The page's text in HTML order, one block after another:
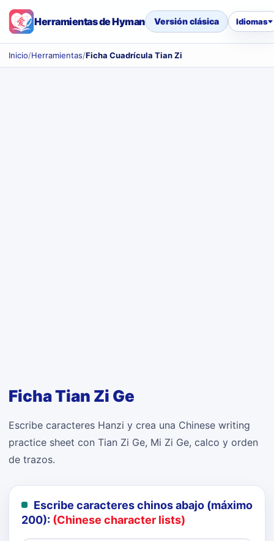
Herramientas de Hyman Versión clásica Idiomas
Inicio/Herramientas/Ficha Cuadrícula Tian Zi
Ficha Tian Zi Ge
Escribe caracteres Hanzi y crea una Chinese writing
practice sheet con Tian Zi Ge, Mi Zi Ge, calco y orden
de trazos.
Escribe caracteres chinos abajo (máximo
200): (Chinese character lists)